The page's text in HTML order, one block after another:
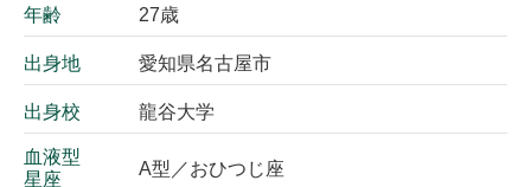
年齢 27歳
出身地 愛知県名古屋市
出身校 龍谷大学
血液型
星座
A型／おひつじ座